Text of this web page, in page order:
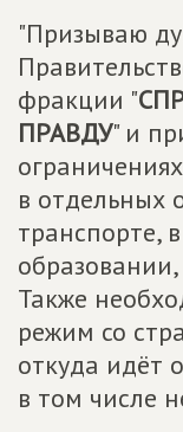
"Призываю
фракции "
ПРАВДУ" и
в отдельных
транспорте,
Также
режим со
откуда идёт
в том числе